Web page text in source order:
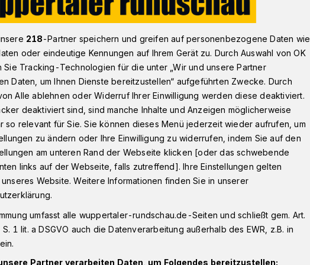
- Oberbarmen Festnahme nach Streit mit Messer und Pfanne
Streit mit
in der Lenneper Straße musste die
(17. November 2025) eine
218-Partner speichern und greifen auf personenbezogene Daten wie
oder eindeutige Kennungen auf Ihrem Gerät zu. Durch Auswahl von OK
Sie Tracking-Technologien für die unter „Wir und unsere Partner
Daten, um Ihnen Dienste bereitzustellen“ aufgeführten Zwecke. Durch
Alle ablehnen oder Widerruf Ihrer Einwilligung werden diese deaktiviert.
deaktiviert sind, sind manche Inhalte und Anzeigen möglicherweise
so relevant für Sie. Sie können dieses Menü jederzeit wieder aufrufen, um
zu ändern oder Ihre Einwilligung zu widerrufen, indem Sie auf den
am unteren Rand der Webseite klicken [oder das schwebende
links auf der Webseite, falls zutreffend]. Ihre Einstellungen gelten
Website. Weitere Informationen finden Sie in unserer
umfasst alle wuppertaler-rundschau.de-Seiten und schließt gem. Art.
1 lit. a DSGVO auch die Datenverarbeitung außerhalb des EWR, z.B. in
Partner verarbeiten Daten, um Folgendes bereitzustellen: